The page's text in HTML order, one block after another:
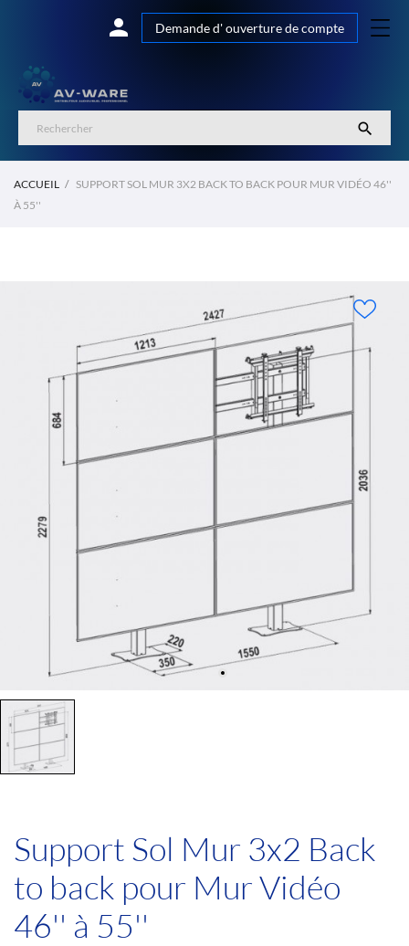
 Demande d' ouverture de compte

ACCUEIL
SUPPORT SOL MUR 3X2 BACK TO BACK POUR MUR VIDÉO 46''
À 55''
Support Sol Mur 3x2 Back
to back pour Mur Vidéo
46'' à 55''